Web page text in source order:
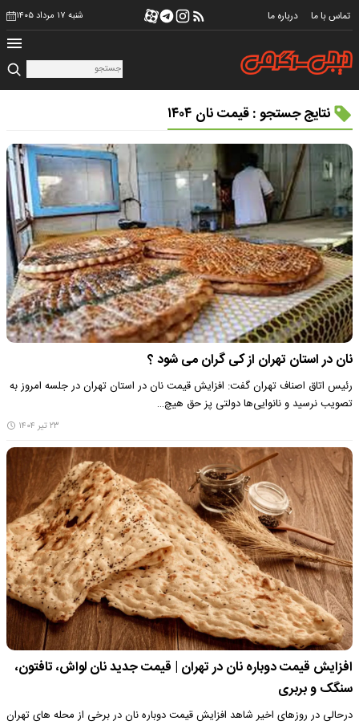
تماس با ما درباره ما شنبه ۱۷ مرداد ۱۴۰۵
نتایج جستجو : قیمت نان ۱۴۰۴
نان در استان تهران از کی گران می شود ؟
رئیس اتاق اصناف تهران گفت: افزایش قیمت نان در استان تهران در جلسه امروز به
تصویب نرسید و نانوایی‌ها دولتی پز حق هیچ…
۲۳ تیر ۱۴۰۴
افزایش قیمت دوباره نان در تهران | قیمت جدید نان لواش، تافتون،
سنگک و بربری
درحالی در روزهای اخیر شاهد افزایش قیمت دوباره نان در برخی از محله های تهران